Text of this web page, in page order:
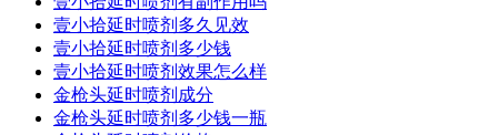
壹小拾延时喷剂多久见效
壹小拾延时喷剂多少钱
壹小拾延时喷剂效果怎么样
金枪头延时喷剂成分
金枪头延时喷剂多少钱一瓶